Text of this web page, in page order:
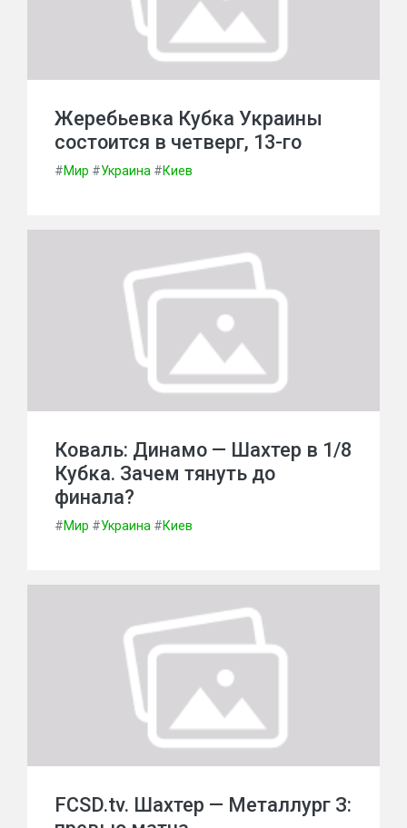
Жеребьевка Кубка Украины
состоится в четверг, 13-го
#Мир #Украина #Киев
Коваль: Динамо — Шахтер в 1/8
Кубка. Зачем тянуть до
финала?
#Мир #Украина #Киев
FCSD.tv. Шахтер — Металлург З: